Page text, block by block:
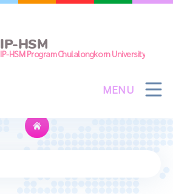
IP-HSM
IP-HSM Program Chulalongkorn University
MENU